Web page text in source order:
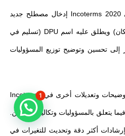
تتضمن التحديثات الرئيسية في Incoterms 2020 إدخال مصطلح جديد
يحل محل DAT (تسليم في مكان) ويطلق عليه اسم DPU (تسليم في
إلى تحسين وتوضيح توزيع المسؤوليات
بالإضافة إلى ذلك، يتم توفير توضيحات وتعديلات أخرى في Incoterms
فيما يتعلق بالمسؤوليات وتكاليف الشحن.
أكثر دقة وتحديث للتغيرات في
1